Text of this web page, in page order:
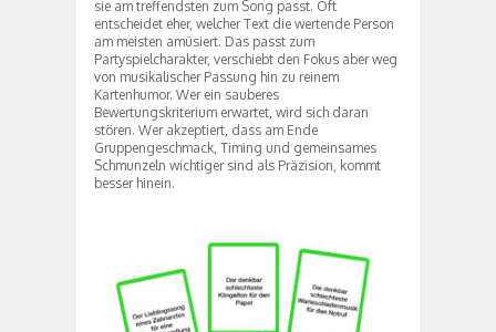
sie am treffendsten zum Song passt. Oft
entscheidet eher, welcher Text die wertende Person
am meisten amüsiert. Das passt zum
Partyspielcharakter, verschiebt den Fokus aber weg
von musikalischer Passung hin zu reinem
Kartenhumor. Wer ein sauberes
Bewertungskriterium erwartet, wird sich daran
stören. Wer akzeptiert, dass am Ende
Gruppengeschmack, Timing und gemeinsames
Schmunzeln wichtiger sind als Präzision, kommt
besser hinein.